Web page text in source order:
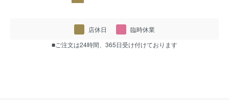
店休日
臨時休業
■ご注文は24時間、365日受け付けております